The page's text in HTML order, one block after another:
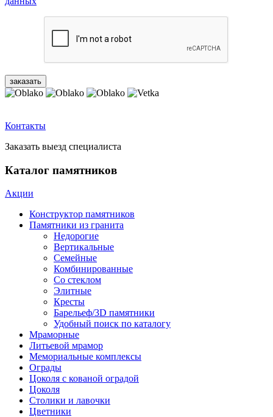
Контакты
Заказать выезд специалиста
Каталог памятников
Акции
Конструктор памятников
Памятники из гранита
Недорогие
Вертикальные
Семейные
Комбинированные
Со стеклом
Элитные
Кресты
Барельеф/3D памятники
Удобный поиск по каталогу
Мраморные
Литьевой мрамор
Мемориальные комплексы
Ограды
Цоколя с кованой оградой
Цоколя
Столики и лавочки
Цветники